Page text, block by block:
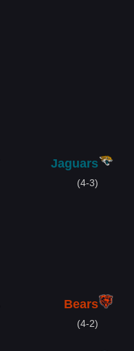
Jaguars
(4-3)
Bears
(4-2)